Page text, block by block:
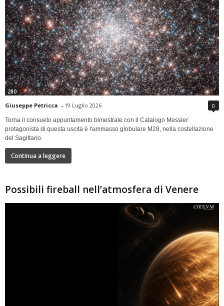
280
Giuseppe Petricca - 19 Luglio 2026 0
Torna il consueto appuntamento bimestrale con il Catalogo Messier:
protagonista di questa uscita è l'ammasso globulare M28, nella costellazione
del Sagittario.
Continua a leggere
Possibili fireball nell’atmosfera di Venere